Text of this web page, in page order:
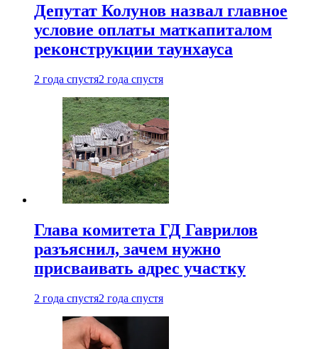
Депутат Колунов назвал главное
условие оплаты маткапиталом
реконструкции таунхауса
2 года спустя2 года спустя
Глава комитета ГД Гаврилов
разъяснил, зачем нужно
присваивать адрес участку
2 года спустя2 года спустя